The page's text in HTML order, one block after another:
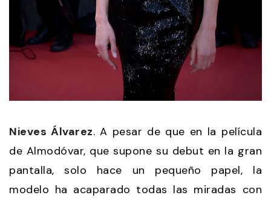
Nieves Álvarez. A pesar de que en la película
de Almodóvar, que supone su debut en la gran
pantalla, solo hace un pequeño papel, la
modelo ha acaparado todas las miradas con